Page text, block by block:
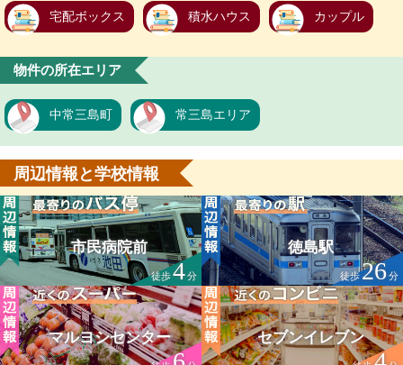
宅配ボックス 積水ハウス カップル
物件の所在エリア
中常三島町 常三島エリア
周辺情報と学校情報
市民病院前
徒歩4分
徳島駅
徒歩26分
マルヨシセンター セブンイレブン